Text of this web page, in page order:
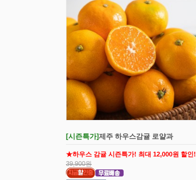
[시즌특가]제주 하우스감귤 로얄과
★하우스 감귤 시즌특가! 최대 12,000원 할인!
39,900원